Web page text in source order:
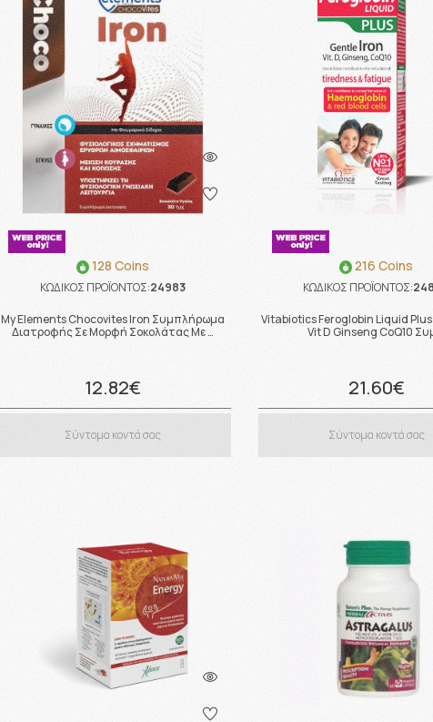
128 Coins
ΚΩΔΙΚΟΣ ΠΡΟΪΟΝΤΟΣ:24983
My Elements Chocovites Iron Συμπλήρωμα
Διατροφής Σε Μορφή Σοκολάτας Με …
12.82€
Σύντομα κοντά σας
216 Coins
ΚΩΔΙΚΟΣ ΠΡΟΪΟΝΤΟΣ:
Vitabiotics Feroglobin Liquid
Vit D Ginseng CoQ10
21.60€
Σύντομα κοντά σας